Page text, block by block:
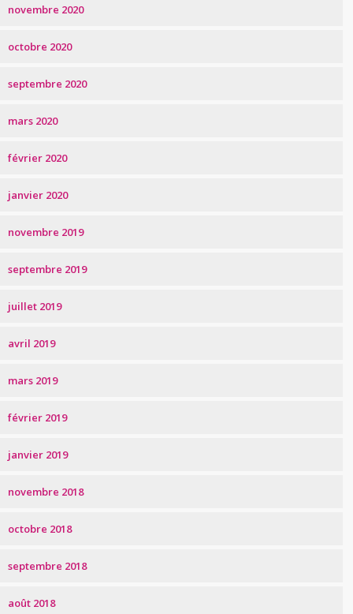
novembre 2020
octobre 2020
septembre 2020
mars 2020
février 2020
janvier 2020
novembre 2019
septembre 2019
juillet 2019
avril 2019
mars 2019
février 2019
janvier 2019
novembre 2018
octobre 2018
septembre 2018
août 2018